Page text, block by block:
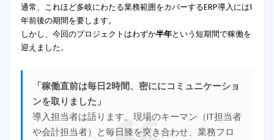
通常、これほど多岐にわたる業務範囲をカバーするERP導入には1
年前後の期間を要します。
しかし、今回のプロジェクトはわずか半年という短期間で稼働を
迎えました。
「稼働直前は毎日2時間、密ににコミュニケーショ
ンを取りました」
導入担当者は語ります。現場のキーマン（IT担当者
や会計担当者）と毎日膝を突き合わせ、業務フロ